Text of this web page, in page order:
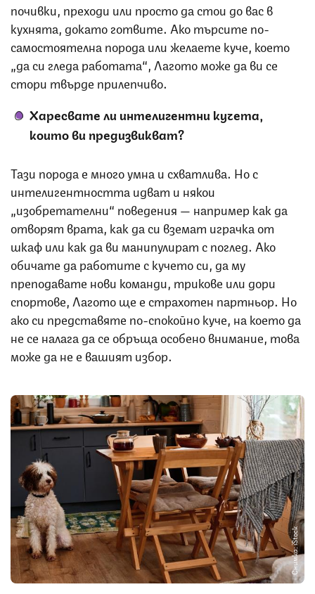
почивки, преходи или просто да стои до вас в
кухнята, докато готвите. Ако търсите по-
самостоятелна порода или желаете куче, което
„да си гледа работата“, Лагото може да ви се
стори твърде прилепчиво.
Харесвате ли интелигентни кучета,
които ви предизвикват?
Тази порода е много умна и схватлива. Но с
интелигентността идват и някои
„изобретателни“ поведения — например как да
отворят врата, как да си вземат играчка от
шкаф или как да ви манипулират с поглед. Ако
обичате да работите с кучето си, да му
преподавате нови команди, трикове или дори
спортове, Лагото ще е страхотен партньор. Но
ако си представяте по-спокойно куче, на което да
не се налага да се обръща особено внимание, това
може да не е вашият избор.
Снимка: iStock